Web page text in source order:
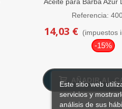
30ml
Referencia:
14,03 € (impuestos
-15%
AÑADIR AL
Este sitio web
servicios y
análisis de sus